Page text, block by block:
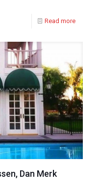
Read more
Dan Merk